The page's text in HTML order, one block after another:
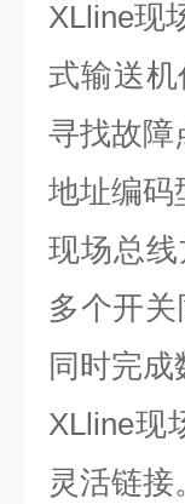
XLline现
式输送
寻找故障
地址编码
现场总
多个开
同时完
XLline现
灵活链接